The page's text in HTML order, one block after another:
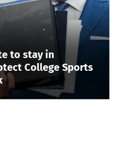
to stay in
College Sports